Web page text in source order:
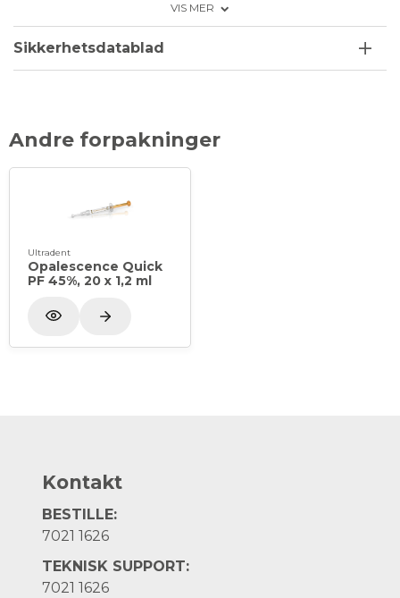
Behandlingstid cirka 30 minutter, som udføres på
klinikken og kan gentages ved behov.
VIS MER
Sikkerhetsdatablad
Andre forpakninger
Ultradent
Opalescence Quick
PF 45%, 20 x 1,2 ml
Kontakt
BESTILLE:
7021 1626
TEKNISK SUPPORT:
7021 1626